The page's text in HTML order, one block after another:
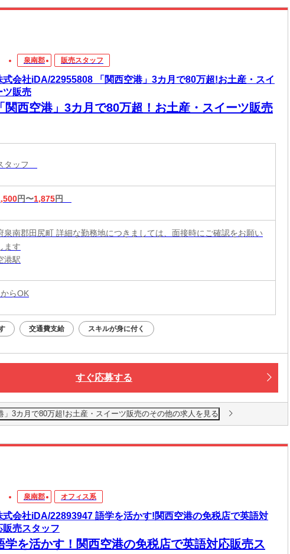
泉南郡 販売スタッフ
式会社iDA/22955808 「関西空港」3カ月で80万超!お土産・スイ
ツ販売
「関西空港」3カ月で80万超！お土産・スイーツ販売
タッフ
円〜1,875円
泉南郡田尻町 詳細な勤務地につきましては、面接時にご確認をお願い
ます
港駅
らOK
交通費支給 スキルが身に付く
すぐ応募する
」3カ月で80万超!お土産・スイーツ販売のその他の求人を見る
泉南郡 オフィス系
式会社iDA/22893947 語学を活かす!関西空港の免税店で英語対
販売スタッフ
学を活かす！関西空港の免税店で英語対応販売ス